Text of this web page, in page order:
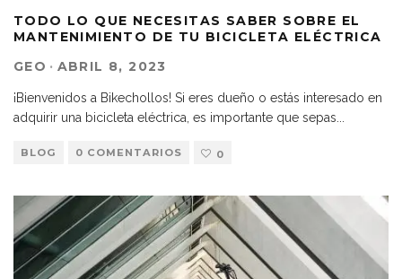
TODO LO QUE NECESITAS SABER SOBRE EL
MANTENIMIENTO DE TU BICICLETA ELÉCTRICA
GEO · ABRIL 8, 2023
¡Bienvenidos a Bikechollos! Si eres dueño o estás interesado en
adquirir una bicicleta eléctrica, es importante que sepas
BLOG 0 COMENTARIOS 0